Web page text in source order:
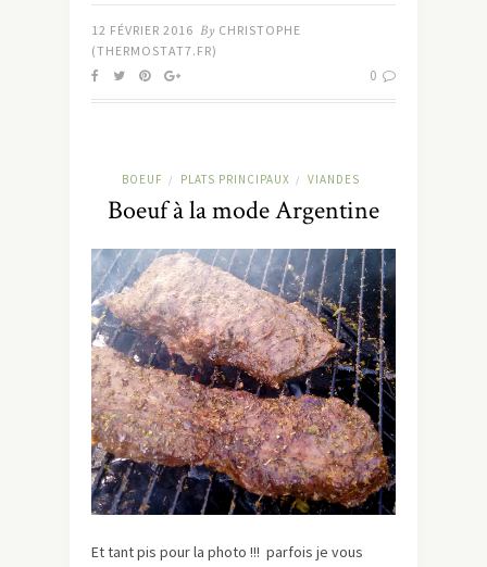
12 FÉVRIER 2016 By CHRISTOPHE
(THERMOSTAT7.FR)
0
BOEUF / PLATS PRINCIPAUX / VIANDES
Boeuf à la mode Argentine
Et tant pis pour la photo !!! parfois je vous